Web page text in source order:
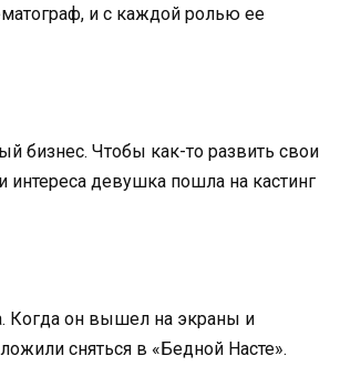
и с каждой ролью ее
бизнес. Чтобы как-то развить свои
интереса девушка пошла на кастинг
Когда он вышел на экраны и
сняться в «Бедной Насте».